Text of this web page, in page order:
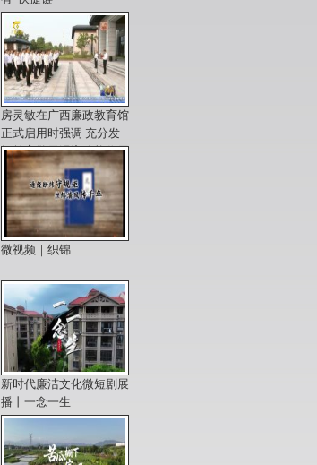
房灵敏在广西廉政教育馆
正式启用时强调 充分发
挥教育警示浸润功能作用
微视频｜织锦
新时代廉洁文化微短剧展
播丨一念一生